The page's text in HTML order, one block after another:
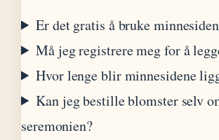
Er det gratis å bruke
Må jeg registrere meg for å
Hvor lenge blir minnesidene
Kan jeg bestille blomster selv
seremonien?